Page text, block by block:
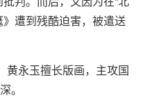
遭到残酷迫害，被遣送
黄永玉擅长版画，主攻国
。